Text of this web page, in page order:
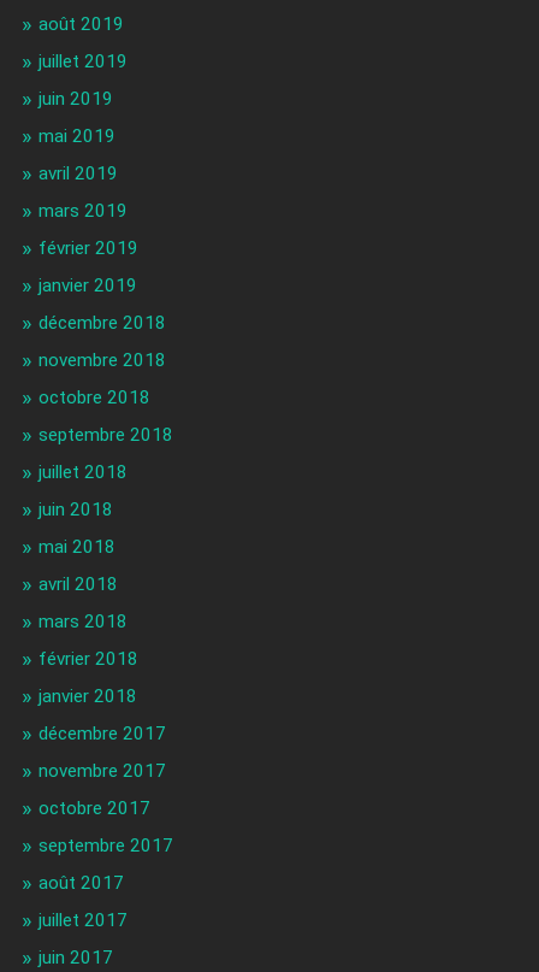
août 2019
juillet 2019
juin 2019
mai 2019
avril 2019
mars 2019
février 2019
janvier 2019
décembre 2018
novembre 2018
octobre 2018
septembre 2018
juillet 2018
juin 2018
mai 2018
avril 2018
mars 2018
février 2018
janvier 2018
décembre 2017
novembre 2017
octobre 2017
septembre 2017
août 2017
juillet 2017
juin 2017